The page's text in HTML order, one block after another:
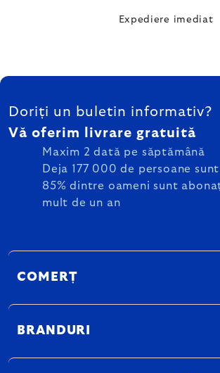
Expediere imediat
SUBSOL
Doriți un buletin informativ?
Vă oferim livrare gratuită
Maxim 2 dată pe săptămână
Deja 177 000 de persoane
85% dintre oameni sunt
mult de un an
COMERȚ
BRANDURI